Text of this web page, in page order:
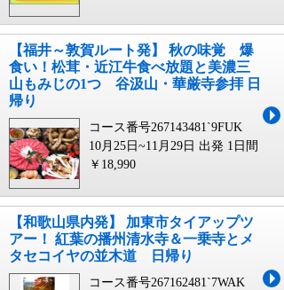
【福井～敦賀ルート発】 秋の味覚 爆
食い！松茸・近江牛食べ放題と美濃三
山もみじの1つ 谷汲山・華厳寺参拝 日
帰り
コース番号267143481`9FUK
10月25日~11月29日 出発 1日間
￥18,990
【和歌山県内発】 加東市タイアップツ
アー！ 紅葉の播州清水寺＆一乗寺とメ
タセコイヤの並木道 日帰り
コース番号267162481`7WAK